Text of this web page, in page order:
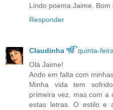
Lindo poema Jaime. Bom
Responder
Claudinha ੴ quinta-
Olá Jaime!
Ando em falta com
Minha vida tem
primeira vez, mas com a
estas letras. O estilo e